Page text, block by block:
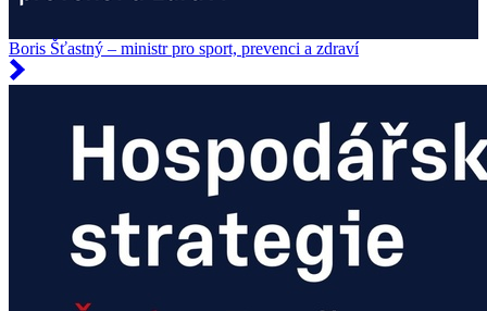
Boris Šťastný – ministr pro sport, prevenci a zdraví